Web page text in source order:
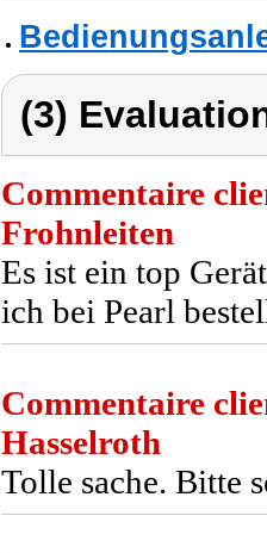
(3)
Commentaire
Frohnleiten
Es ist ein top
ich bei Pearl
Commentaire
Hasselroth
Tolle sache.